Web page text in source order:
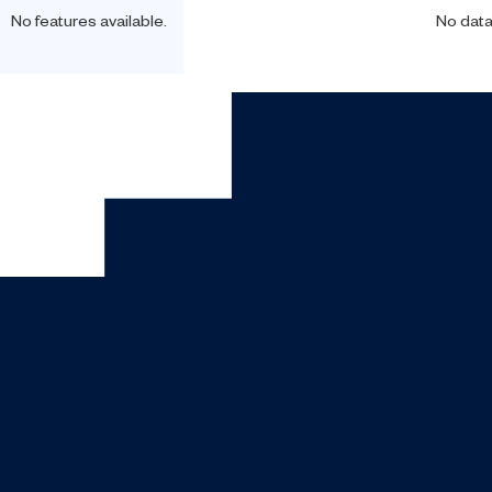
No features available. No data